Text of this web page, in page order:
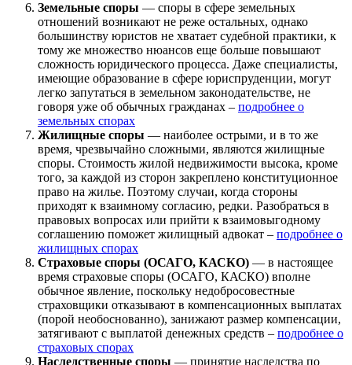
Земельные споры — споры в сфере земельных
отношений возникают не реже остальных, однако
большинству юристов не хватает судебной практики, к
тому же множество нюансов еще больше повышают
сложность юридического процесса. Даже специалисты,
имеющие образование в сфере юриспруденции, могут
легко запутаться в земельном законодательстве, не
говоря уже об обычных гражданах – подробнее о
земельных спорах
Жилищные споры — наиболее острыми, и в то же
время, чрезвычайно сложными, являются жилищные
споры. Стоимость жилой недвижимости высока, кроме
того, за каждой из сторон закреплено конституционное
право на жилье. Поэтому случаи, когда стороны
приходят к взаимному согласию, редки. Разобраться в
правовых вопросах или прийти к взаимовыгодному
соглашению поможет жилищный адвокат – подробнее о
жилищных спорах
Страховые споры (ОСАГО, КАСКО) — в настоящее
время страховые споры (ОСАГО, КАСКО) вполне
обычное явление, поскольку недобросовестные
страховщики отказывают в компенсационных выплатах
(порой необоснованно), занижают размер компенсации,
затягивают с выплатой денежных средств – подробнее о
страховых спорах
Наследственные споры — принятие наследства по